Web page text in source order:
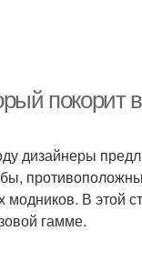
покорит
дизайнеры
В этой
гамме.